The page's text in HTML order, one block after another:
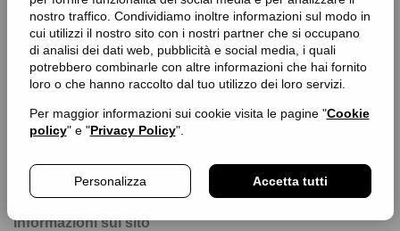
nostro traffico. Condividiamo inoltre informazioni sul modo in
cui utilizzi il nostro sito con i nostri partner che si occupano
di analisi dei dati web, pubblicità e social media, i quali
potrebbero combinarle con altre informazioni che hai fornito
loro o che hanno raccolto dal tuo utilizzo dei loro servizi.
Per maggior informazioni sui cookie visita le pagine "Cookie
policy" e "Privacy Policy".
Personalizza Accetta tutti
Soggetto erogatore: FITT S.p.A.
Indirizzo: Via Piave, 8 - 36066 Sandrigo (VI) – Italy
Modalità di invio delle segnalazioni all’AgID
In caso di risposta insoddisfacente o di mancata risposta,
nel termine di trenta giorni, alla notifica o alla richiesta,
modalità indicata nel sito istituzionale di AgID.
Informazioni sul sito